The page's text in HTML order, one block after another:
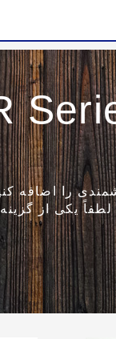
را اضافه